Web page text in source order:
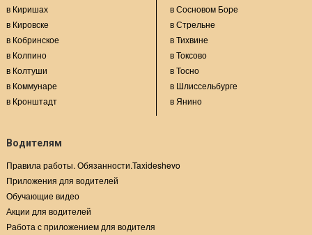
в Киришах
в Кировске
в Кобринское
в Колпино
в Колтуши
в Коммунаре
в Кронштадт
в Сосновом Боре
в Стрельне
в Тихвине
в Токсово
в Тосно
в Шлиссельбурге
в Янино
Водителям
Правила работы. Обязанности.Taxideshevo
Приложения для водителей
Обучающие видео
Акции для водителей
Работа с приложением для водителя